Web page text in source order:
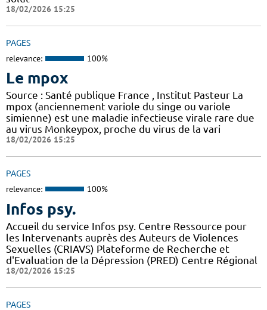
18/02/2026 15:25
PAGES
relevance: 100%
Le mpox
Source : Santé publique France , Institut Pasteur La
mpox (anciennement variole du singe ou variole
simienne) est une maladie infectieuse virale rare due
au virus Monkeypox, proche du virus de la vari
18/02/2026 15:25
PAGES
relevance: 100%
Infos psy.
Accueil du service Infos psy. Centre Ressource pour
les Intervenants auprès des Auteurs de Violences
Sexuelles (CRIAVS) Plateforme de Recherche et
d'Evaluation de la Dépression (PRED) Centre Régional
18/02/2026 15:25
PAGES